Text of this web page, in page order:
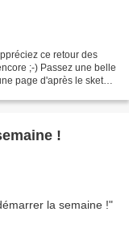
ce retour des
;-) Passez une belle
page d'après le sketch
!